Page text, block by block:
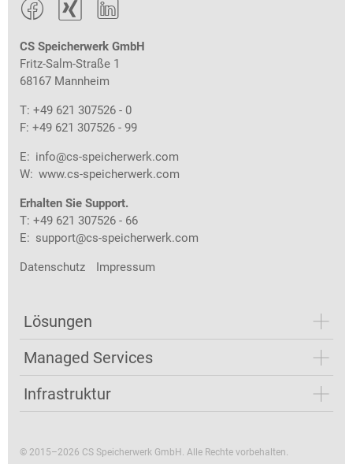
  
CS Speicherwerk GmbH
Fritz-Salm-Straße 1
68167 Mannheim
T: +49 621 307526 - 0
F: +49 621 307526 - 99
E: info@cs-speicherwerk.com
W: www.cs-speicherwerk.com
Erhalten Sie Support.
T: +49 621 307526 - 66
E: support@cs-speicherwerk.com
Datenschutz Impressum
Lösungen
Managed Services
Infrastruktur
© 2015–2026 CS Speicherwerk GmbH. Alle Rechte vorbehalten.